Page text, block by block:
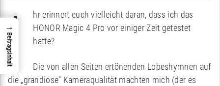
I
hr erinnert euch vielleicht daran, dass ich das
HONOR Magic 4 Pro vor einiger Zeit getestet
hatte?
Die von allen Seiten ertönenden Lobeshymnen auf
die „grandiose“ Kameraqualität machten mich (der es
→
Beitragsinhalt